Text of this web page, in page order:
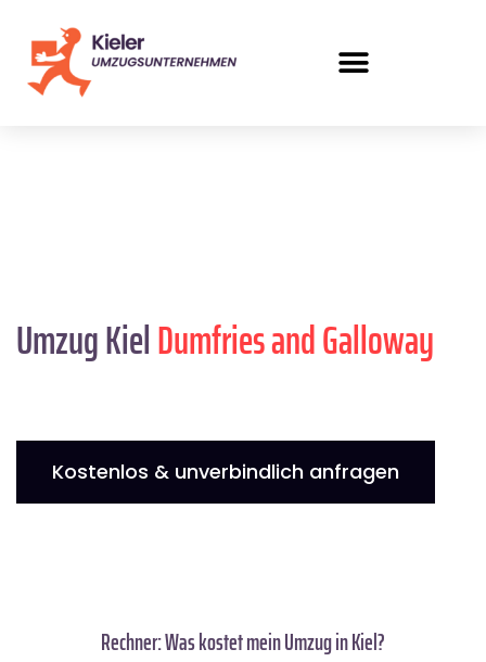
Umzug KielDumfries and Galloway
Kostenlos & unverbindlich anfragen
Rechner: Was kostet mein Umzug in Kiel?